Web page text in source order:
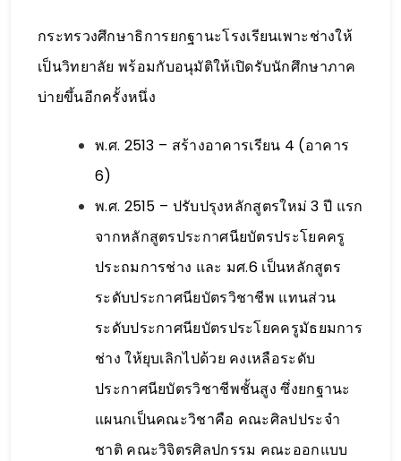
กระทรวงศึกษาธิการยกฐานะโรงเรียนเพาะช่างให้
เป็นวิทยาลัย พร้อมกับอนุมัติให้เปิดรับนักศึกษาภาค
บ่ายขึ้นอีกครั้งหนึ่ง
พ.ศ. 2513 – สร้างอาคารเรียน 4 (อาคาร
6)
พ.ศ. 2515 – ปรับปรุงหลักสูตรใหม่ 3 ปี แรก
จากหลักสูตรประกาศนียบัตรประโยคครู
ประถมการช่าง และ มศ.6 เป็นหลักสูตร
ระดับประกาศนียบัตรวิชาชีพ แทนส่วน
ระดับประกาศนียบัตรประโยคครูมัธยมการ
ช่าง ให้ยุบเลิกไปด้วย คงเหลือระดับ
ประกาศนียบัตรวิชาชีพชั้นสูง ซึ่งยกฐานะ
แผนกเป็นคณะวิชาคือ คณะศิลปประจำ
ชาติ คณะวิจิตรศิลปกรรม คณะออกแบบ